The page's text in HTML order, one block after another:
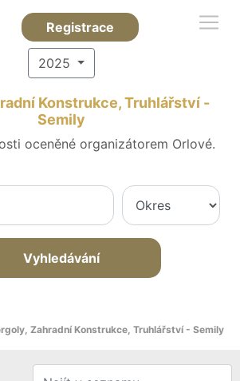
Registrace
2025
Konstrukce, Truhlářství -
Semily
oceněné organizátorem Orlové.
Vyhledávání
Zahradní Konstrukce, Truhlářství - Semily